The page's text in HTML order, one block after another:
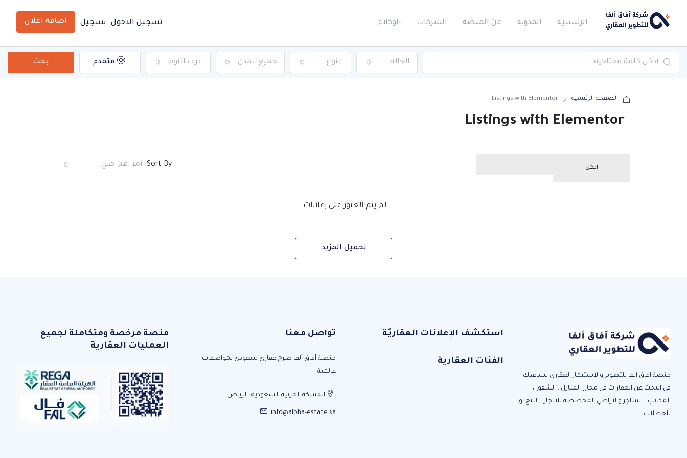
الرئيسية المدونة عن المنصة الشركات الوكلاء تسجيل الدخول تسجيل اضافة اعلان
الحالة النوع جميع المدن غرف النوم متقدم بحث
الصفحة الرئيسية Listings with Elementor
Listings with Elementor
الكل Sort By: امر افتراضي
لم يتم العثور علي إعلانات.
تحميل المزيد
منصة افاق الفا للتطوير والاستثمار العقاري تساعدك
في البحث عن العقارات في مجال المنازل ، الشقق ،
المكاتب ، المتاجر والأراضي المخصصة للايجار ، البيع او
للعطلات
استكشف الإعلانات العقاريّة
الفئات العقارية
تواصل معنا
منصة آفاق ألفا صرح عقاري سعودي بمواصفات
عالمية
المملكة العربية السعودية، الرياض
info@alpha-estate.sa
منصة مرخصة ومتكاملة لجميع
العمليات العقارية